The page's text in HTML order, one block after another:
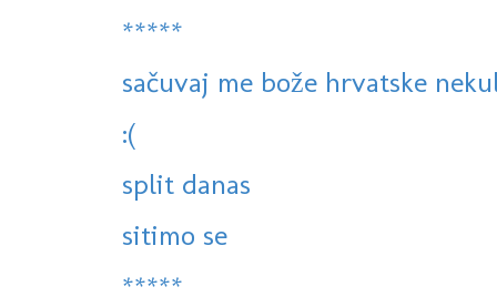
*****
sačuvaj me bože hrvatske
:(
split danas
sitimo se
*****